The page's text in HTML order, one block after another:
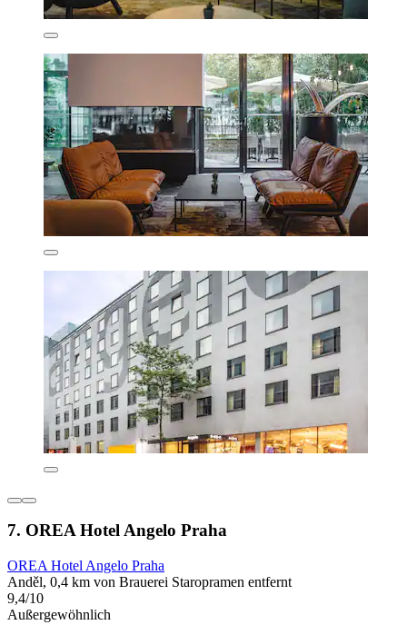
7. OREA Hotel Angelo Praha
OREA Hotel Angelo Praha
Anděl, 0,4 km von Brauerei Staropramen entfernt
9,4/10
Außergewöhnlich